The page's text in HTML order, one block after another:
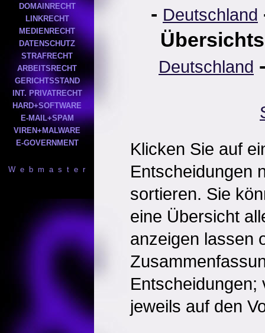
DOMAINRECHT
LINKRECHT
MEDIENRECHT
DATENSCHUTZ
STRAFRECHT
ARBEITSRECHT
GERICHTSSTAND
INT. PRIVATRECHT
HARD+SOFTWARE
E-MAIL+SPAM
VIREN+MALWARE
E-GOVERNMENT
W e b m a s t e r
- Deutschland
Deutschland
Klicken Sie auf
Entscheidungen
sortieren. Sie
eine Übersicht
anzeigen lassen
Entscheidungen;
jeweils auf den